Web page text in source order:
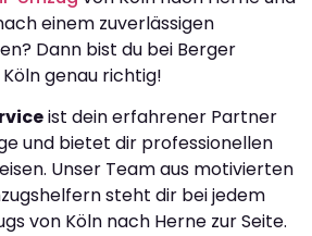
einem zuverlässigen
Dann bist du bei Berger
genau richtig!
ist dein erfahrener Partner
und bietet dir professionellen
Unser Team aus motivierten
steht dir bei jedem
von Köln nach Herne zur Seite.